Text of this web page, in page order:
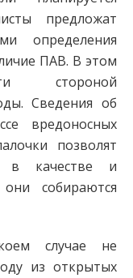
предложат
определения
ПАВ. В этом
стороной
Сведения об
вредоносных
позволят
в качестве и
собираются
случае не
из открытых